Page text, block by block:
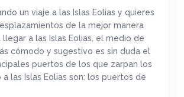
un viaje a las Islas Eolias y quieres
de la mejor manera
llegar a las Islas Eolias, el medio de
cómodo y sugestivo es sin duda el
puertos de los que zarpan los
las Islas Eolias son: los puertos de